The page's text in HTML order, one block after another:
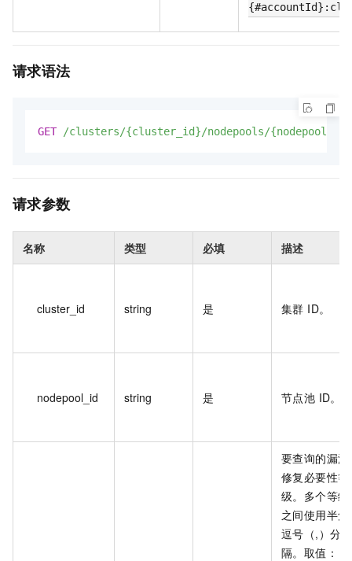
请求语法
GET /clusters/{cluster_id}/nodepools/
请求参数
名称 类型 必填 描述
cluster_id string 是 集群 ID。
nodepool_id string 是 节点池 ID。
要查询的漏洞
修复必要性等
级。多个等级
之间使用半角
逗号（,）分
隔。取值：